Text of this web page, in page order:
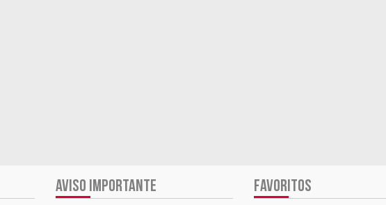
AVISO IMPORTANTE FAVORITOS